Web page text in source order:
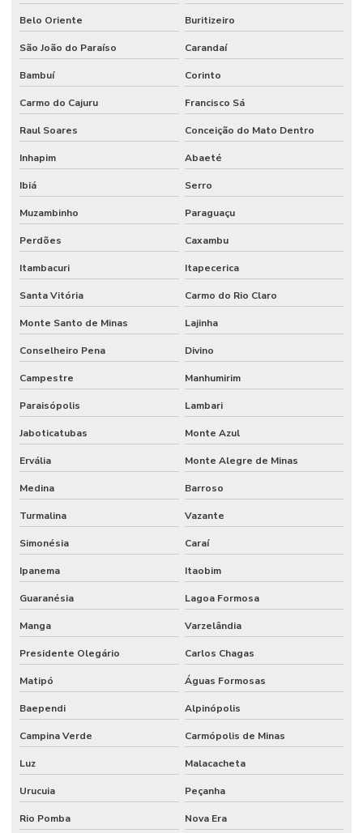
Belo Oriente Buritizeiro
São João do Paraíso Carandaí
Bambuí Corinto
Carmo do Cajuru Francisco Sá
Raul Soares Conceição do Mato Dentro
Inhapim Abaeté
Ibiá Serro
Muzambinho Paraguaçu
Perdões Caxambu
Itambacuri Itapecerica
Santa Vitória Carmo do Rio Claro
Monte Santo de Minas Lajinha
Conselheiro Pena Divino
Campestre Manhumirim
Paraisópolis Lambari
Jaboticatubas Monte Azul
Ervália Monte Alegre de Minas
Medina Barroso
Turmalina Vazante
Simonésia Caraí
Ipanema Itaobim
Guaranésia Lagoa Formosa
Manga Varzelândia
Presidente Olegário Carlos Chagas
Matipó Águas Formosas
Baependi Alpinópolis
Campina Verde Carmópolis de Minas
Luz Malacacheta
Urucuia Peçanha
Rio Pomba Nova Era